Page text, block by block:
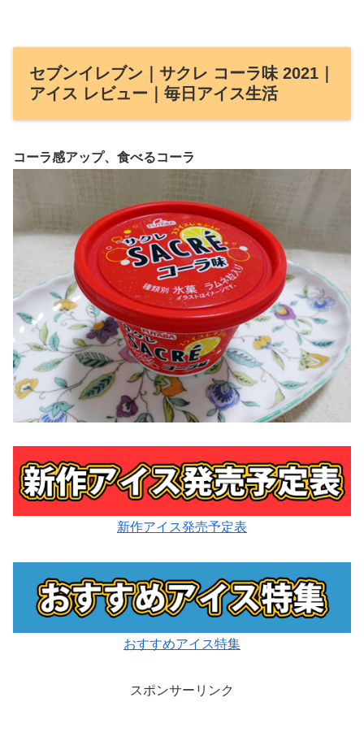
セブンイレブン｜サクレ コーラ味 2021｜
アイス レビュー｜毎日アイス生活
コーラ感アップ、食べるコーラ
新作アイス発売予定表
おすすめアイス特集
スポンサーリンク